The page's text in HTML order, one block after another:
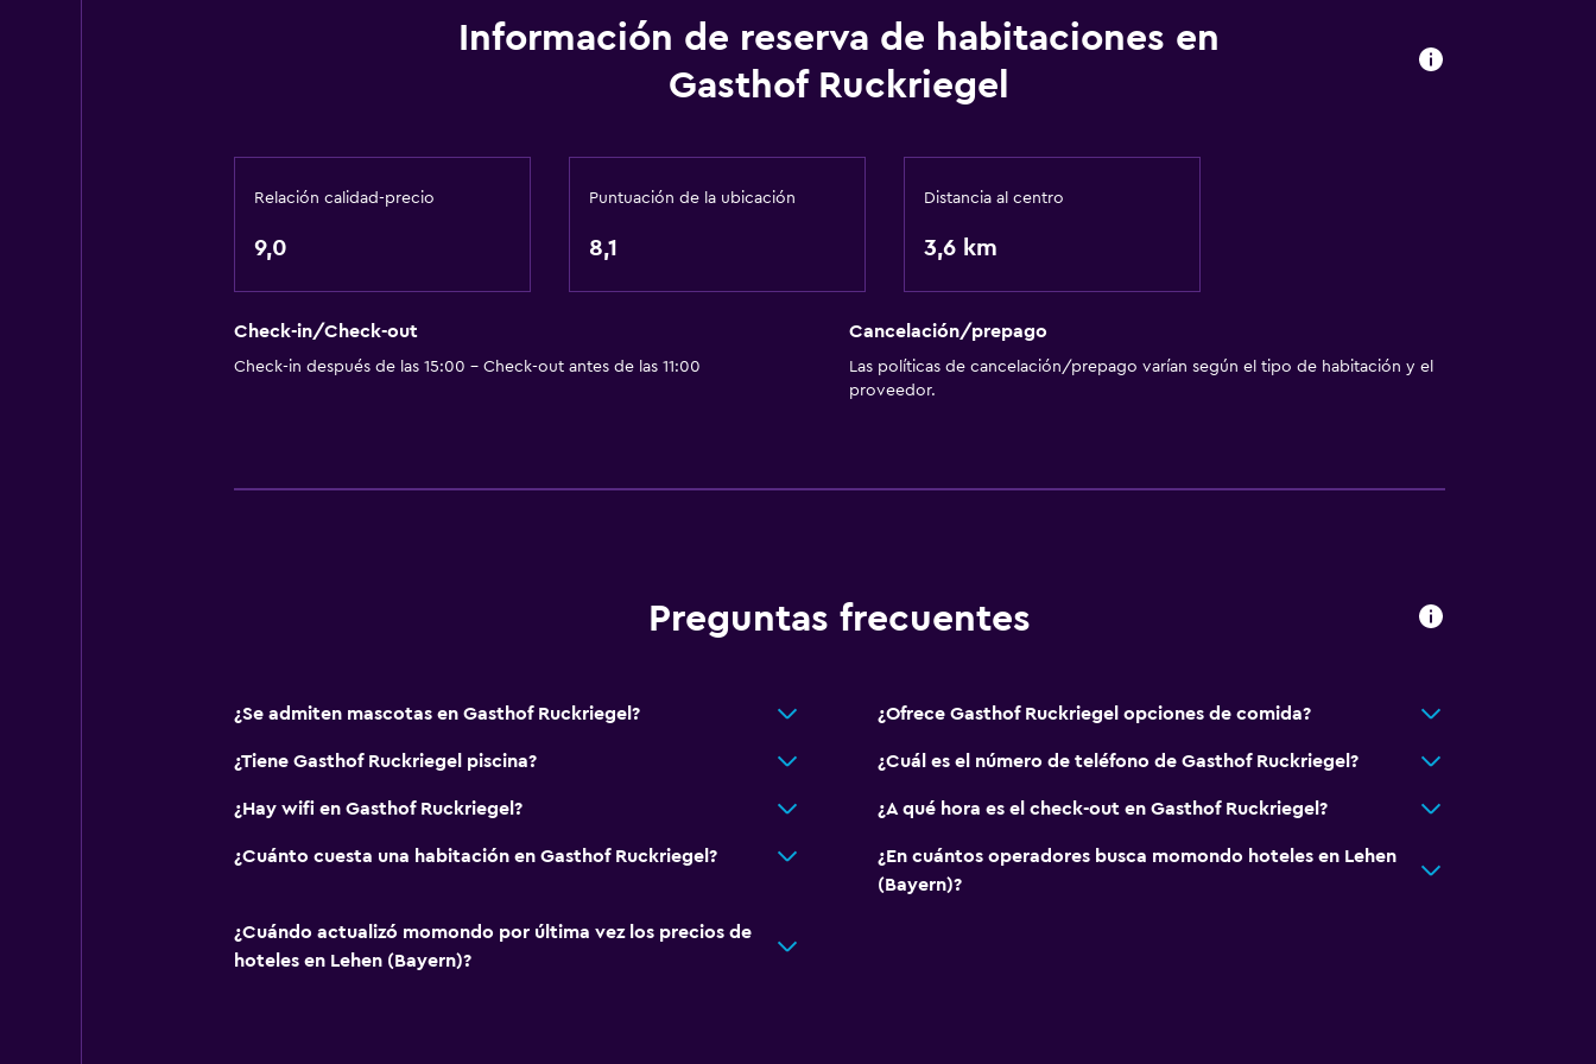
Actividades
Senderismo
Servicios y facilidades
Servicio de conserjería
Ideal para familias
Comidas para niños
Estacionamiento y transporte
Estacionamiento gratuito
Aire libre
Jardín
Información de reserva de habitaciones en
Gasthof Ruckriegel
Relación calidad-precio
9,0
Puntuación de la ubicación
8,1
Distancia al centro
3,6 km
Check-in/Check-out
Check-in después de las 15:00 - Check-out antes de las 11:00
Cancelación/prepago
Las políticas de cancelación/prepago varían según el tipo de habitación y el
proveedor.
Preguntas frecuentes
¿Se admiten mascotas en Gasthof Ruckriegel? ¿Ofrece Gasthof Ruckriegel opciones de comida?
¿Tiene Gasthof Ruckriegel piscina? ¿Cuál es el número de teléfono de Gasthof Ruckriegel?
¿Hay wifi en Gasthof Ruckriegel? ¿A qué hora es el check-out en Gasthof Ruckriegel?
¿Cuánto cuesta una habitación en Gasthof Ruckriegel?
¿En cuántos operadores busca momondo hoteles en Lehen
(Bayern)?
¿Cuándo actualizó momondo por última vez los precios de
hoteles en Lehen (Bayern)?